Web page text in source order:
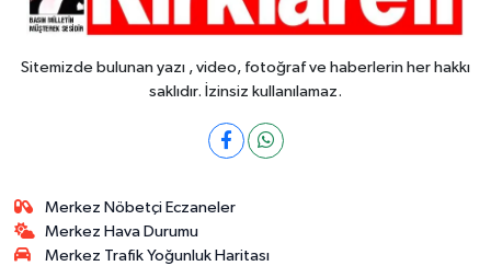
Sitemizde bulunan yazı , video, fotoğraf ve haberlerin her hakkı
saklıdır. İzinsiz kullanılamaz.
Merkez Nöbetçi Eczaneler
Merkez Hava Durumu
Merkez Trafik Yoğunluk Haritası